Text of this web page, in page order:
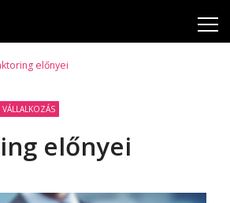
előnyei
VÁLLALKOZÁS
előnyei